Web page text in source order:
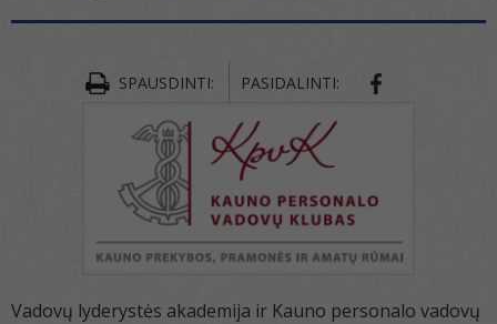
SPAUSDINTI: PASIDALINTI:
Vadovų lyderystės akademija ir Kauno personalo vadovų